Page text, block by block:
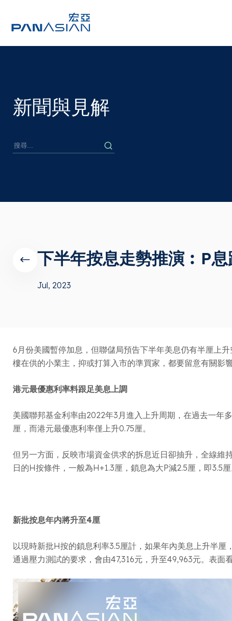
新聞與見解
下半年按息走勢推演︰P
Jul, 2023
6月份美國暫停加息，但聯儲局預告下半年美息仍有半厘上
樓在供的小業主，抑或打算入市的準買家，都要留意有關影響
港元最優惠利率料跟足美息上調
美國聯邦基金利率由2022年3月進入上升周期，在過去一年
厘，而港元最優惠利率僅上升0.75厘。
但另一方面，反映市場資金供求的拆息近日卻抽升，全線
日的H按條件，一般為H+1.3厘，鎖息為大P減2.5厘，即3.5
新批按息年内將升至4厘
以現時新批H按的鎖息利率3.5厘計，如果年內美息上升半
通過壓力測試的要求，會由47,316元，升至49,963元。表面